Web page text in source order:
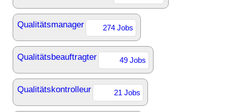
Qualitätsmanager 274 Jobs
Qualitätsbeauftragter 49 Jobs
Qualitätskontrolleur 21 Jobs